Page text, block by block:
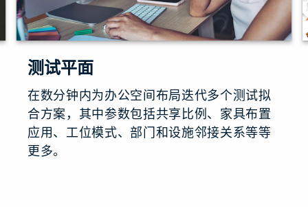
测试平面
在数分钟内为办公空间布局迭代多个测试拟
合方案，其中参数包括共享比例、家具布置
应用、工位模式、部门和设施邻接关系等等
更多。